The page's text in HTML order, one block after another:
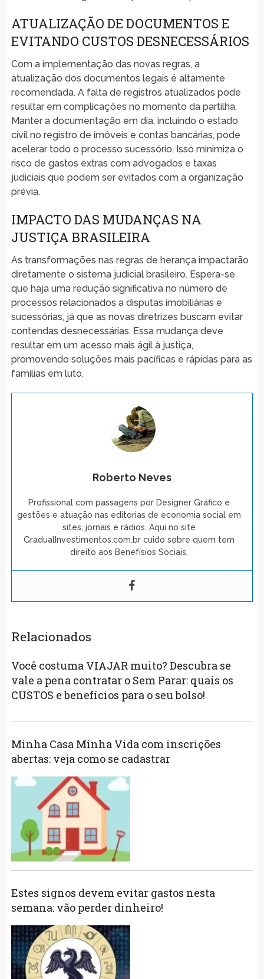
ATUALIZAÇÃO DE DOCUMENTOS E
EVITANDO CUSTOS DESNECESSÁRIOS
Com a implementação das novas regras, a
atualização dos documentos legais é altamente
recomendada. A falta de registros atualizados pode
resultar em complicações no momento da partilha.
Manter a documentação em dia, incluindo o estado
civil no registro de imóveis e contas bancárias, pode
acelerar todo o processo sucessório. Isso minimiza o
risco de gastos extras com advogados e taxas
judiciais que podem ser evitados com a organização
prévia.
IMPACTO DAS MUDANÇAS NA
JUSTIÇA BRASILEIRA
As transformações nas regras de herança impactarão
diretamente o sistema judicial brasileiro. Espera-se
que haja uma redução significativa no número de
processos relacionados a disputas imobiliárias e
sucessórias, já que as novas diretrizes buscam evitar
contendas desnecessárias. Essa mudança deve
resultar em um acesso mais ágil à justiça,
promovendo soluções mais pacíficas e rápidas para as
famílias em luto.
Roberto Neves
Profissional com passagens por Designer Gráfico e
gestões e atuação nas editorias de economia social em
sites, jornais e rádios. Aqui no site
GradualInvestimentos.com.br cuido sobre quem tem
direito aos Benefísios Sociais.
Relacionados
Você costuma VIAJAR muito? Descubra se
vale a pena contratar o Sem Parar: quais os
CUSTOS e benefícios para o seu bolso!
Minha Casa Minha Vida com inscrições
abertas: veja como se cadastrar
Estes signos devem evitar gastos nesta
semana: vão perder dinheiro!